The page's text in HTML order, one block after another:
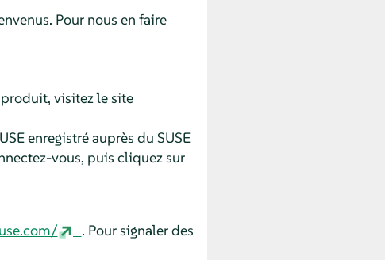
Pour nous en faire
visitez le site
enregistré auprès du SUSE
vous, puis cliquez sur
. Pour signaler des